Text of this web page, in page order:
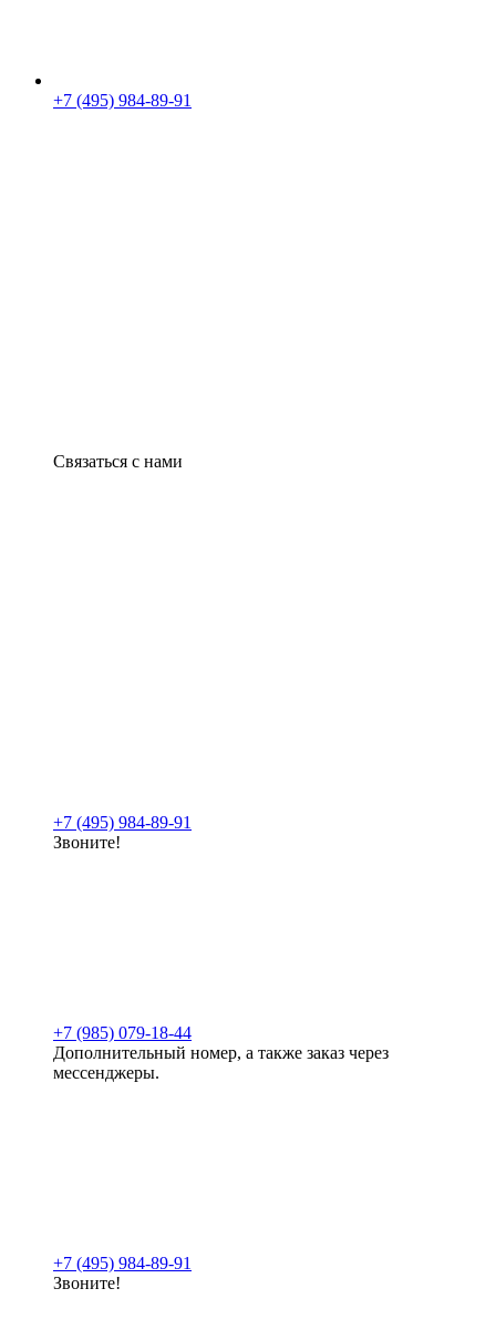
+7 (495) 984-89-91
Связаться с нами
+7 (495) 984-89-91
Звоните!
+7 (985) 079-18-44
Дополнительный номер, а также заказ через
мессенджеры.
+7 (495) 984-89-91
Звоните!